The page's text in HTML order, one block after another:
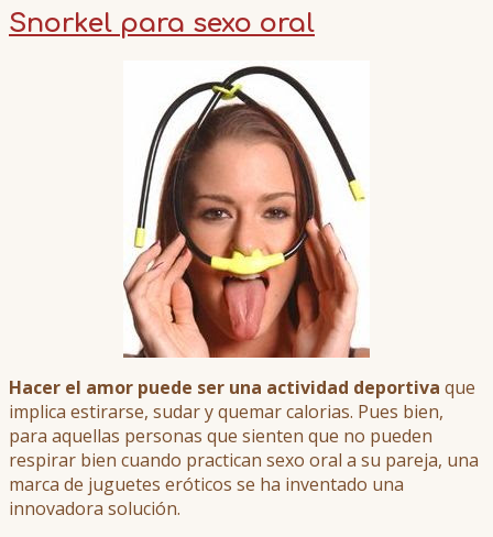
Snorkel para sexo oral
Hacer el amor puede ser una actividad deportiva que
implica estirarse, sudar y quemar calorias. Pues bien,
para aquellas personas que sienten que no pueden
respirar bien cuando practican sexo oral a su pareja, una
marca de juguetes eróticos se ha inventado una
innovadora solución.